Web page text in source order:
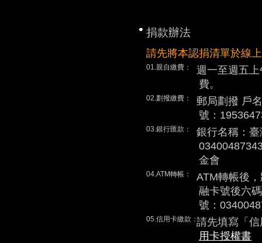
捐款辦法
請先將本認捐清單於線
01.親自繳費：
週一至週五
費。
02.劃撥繳費：
郵局劃撥 戶
號：
03.銀行匯款：
銀行名稱：
金會
04.ATM轉帳：
ATM轉帳後
融卡號後六
號：
05.信用卡繳款：請先填寫「
用卡授權書